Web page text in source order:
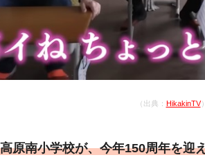
（出典： HikakinTV）
原南小学校が、今年150周年を迎